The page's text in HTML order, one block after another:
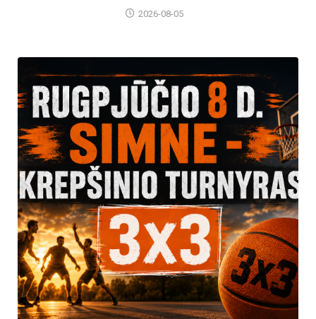
2026-08-05